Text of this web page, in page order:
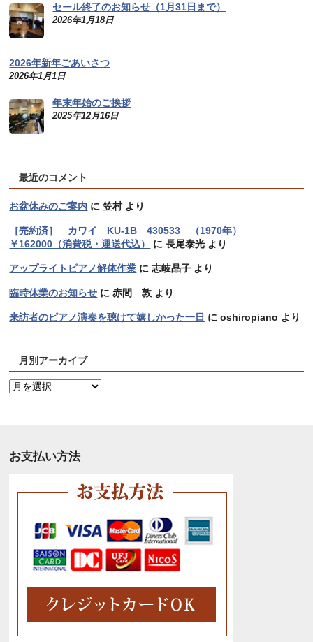
セール終了のお知らせ（1月31日まで）
2026年1月18日
2026年新年ごあいさつ
2026年1月1日
年末年始のご挨拶
2025年12月16日
最近のコメント
お盆休みのご案内 に笠村より
［売約済］ カワイ KU-1B 430533 （1970年）
￥162000（消費税・運送代込）
に長尾泰光 より
アップライトピアノ解体作業 に志岐晶子 より
臨時休業のお知らせ に赤間 敦 より
来訪者のピアノ演奏を聴けて嬉しかった一日 にoshiropiano より
月別アーカイブ
月
カ
イ
お支払い方法